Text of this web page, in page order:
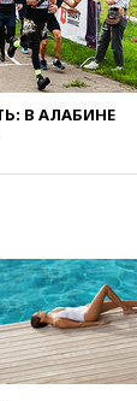
РФ не
о
В России
эксперимент
ПВО за день
281
над Россией
Ямпольская
В АЛАБИНЕ